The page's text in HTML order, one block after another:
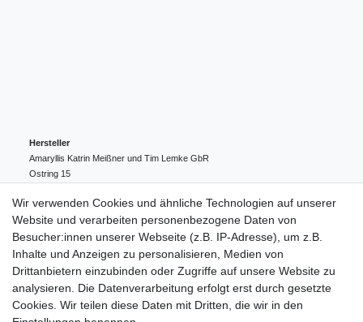
Hersteller
Amaryllis Katrin Meißner und Tim Lemke GbR
Ostring 15
004943548099856
amaryllis-eckernfoerde@t-online.de
EU-Verantwortlicher
Amaryllis Katrin Meißner und Tim Lemke GbR
Ostring
15
004943548099856
amaryllis-eckernfoerde@t-online.de
Wir verwenden Cookies und ähnliche Technologien auf unserer
Website und verarbeiten personenbezogene Daten von
Besucher:innen unserer Webseite (z.B. IP-Adresse), um z.B.
Inhalte und Anzeigen zu personalisieren, Medien von
Drittanbietern einzubinden oder Zugriffe auf unsere Website zu
analysieren. Die Datenverarbeitung erfolgt erst durch gesetzte
Cookies. Wir teilen diese Daten mit Dritten, die wir in den